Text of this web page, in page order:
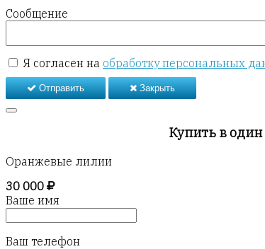
Сообщение
Я согласен на обработку персональных
Отправить Закрыть
Купить в
Оранжевые лилии
30 000
Ваше имя
Ваш телефон